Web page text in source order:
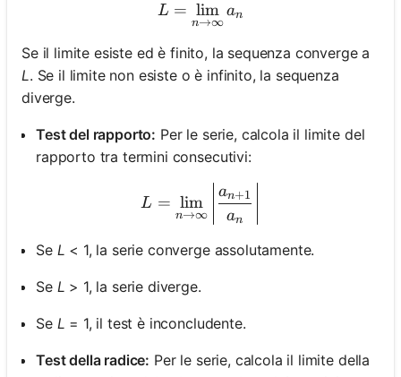
L = \lim_{n \to \infty}
L =
n→∞
lim an
Se il limite esiste ed è finito, la sequenza converge a
L. Se il limite non esiste o è infinito, la sequenza
diverge.
Test del rapporto: Per le serie, calcola il limite del
rapporto tra termini consecutivi:
L = \lim_{n \to \infty}
L =
n→∞
lim
an
an+1
Se L < 1, la serie converge assolutamente.
Se L > 1, la serie diverge.
Se L = 1, il test è inconcludente.
Test della radice: Per le serie, calcola il limite della